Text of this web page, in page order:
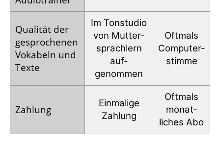
Qualität der
gesprochenen
Vokabeln und
Texte
Im Tonstudio
von Mutter­
sprachlern
auf­
genommen
Oftmals
Computer­
stimme
Zahlung
Einmalige
Zahlung
Oftmals
monat­
liches Abo